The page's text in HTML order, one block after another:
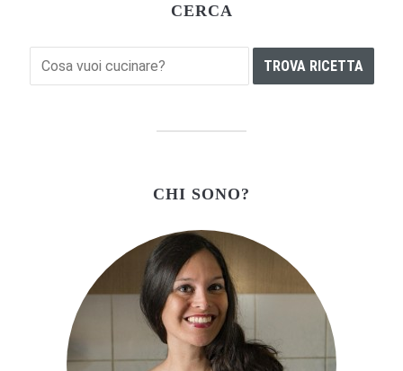
CERCA
CHI SONO?